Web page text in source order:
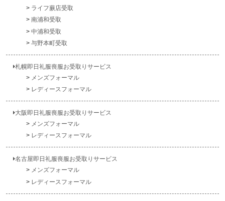
ライフ蕨店受取
南浦和受取
中浦和受取
与野本町受取
札幌即日礼服喪服お受取りサービス
メンズフォーマル
レディースフォーマル
大阪即日礼服喪服お受取りサービス
メンズフォーマル
レディースフォーマル
名古屋即日礼服喪服お受取りサービス
メンズフォーマル
レディースフォーマル